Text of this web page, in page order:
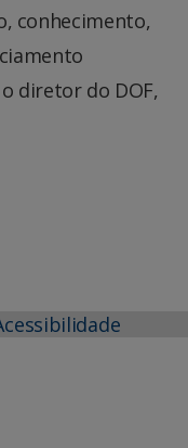
conhecimento,
diretor do DOF,